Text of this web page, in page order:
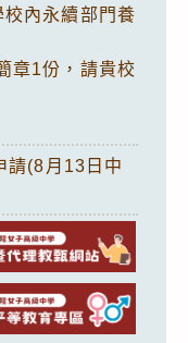
內永續部門養
章1份，請貴校
請(8月13日中